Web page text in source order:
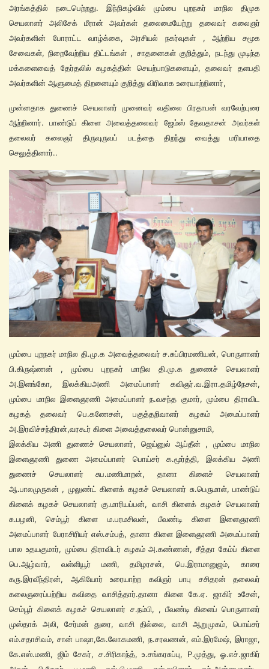
அரங்கத்தில் நடைபெற்றது. இந்நிகழ்வில் மும்பை புறநகர் மாநில திமுக
செயலாளர் அலிசேக் மீரான் அவர்கள் தலைமையேற்று தலைவர் கலைஞர்
அவர்களின் போராட்ட வாழ்க்கை, அரசியல் நகர்வுகள் , ஆற்றிய சமூக
சேவைகள், நிறைவேற்றிய திட்டங்கள் , சாதனைகள் குறித்தும், நடந்து முடிந்த
மக்களைவைத் தேர்தலில் கழகத்தின் செயற்பாடுகளையும், தலைவர் தளபதி
அவர்களின் ஆளுமைத் திறனையும் குறித்து விரிவாக உரையாற்றினார்,
முன்னதாக துணைச் செயலாளர் முனைவர் வதிலை பிரதாபன் வரவேற்புரை
ஆற்றினார். பாண்டுப் கிளை அவைத்தலைவர் ஜேம்ஸ் தேவதாசன் அவர்கள்
தலைவர் கலைஞர் திருவுருவப் படத்தை திறந்து வைத்து மரியாதை
செலுத்தினார்..
மும்பை புறநகர் மாநில தி.மு.க அவைத்தலைவர் ச.சுப்பிரமணியன், பொருளாளர்
பி.கிருஷ்ணன் , மும்பை புறநகர் மாநில தி.மு.க துணைச் செயலாளர்
அ.இளங்கோ, இலக்கியஅணி அமைப்பாளர் கவிஞர்.வ.இரா.தமிழ்நேசன்,
மும்பை மாநில இளைஞரணி அமைப்பாளர் ந.வசந்த குமார், மும்பை திராவிட
கழகத் தலைவர் பெ.கணேசன், பகுத்தறிவாளர் கழகம் அமைப்பாளர்
அ.இரவிச்சந்திரன்,வரகூர் கிளை அவைத்தலைவர் பொன்னுசாமி,
இலக்கிய அணி துணைச் செயலாளர், ஜெய்னுல் ஆப்தீன் , மும்பை மாநில
இளைஞரணி துணை அமைப்பாளர் பொய்சர் க.மூர்த்தி, இலக்கிய அணி
துணைச் செயலாளர் சுப.மணிமாறன், தானா கிளைச் செயலாளர்
ஆ.பாலமுருகன் , முலுண்ட் கிளைக் கழகச் செயலாளர் சு.பெருமாள், பாண்டுப்
கிளைக் கழகச் செயலாளர் கு.மாரியப்பன், வாசி கிளைக் கழகச் செயலாளர்
சு.பழனி, செம்பூர் கிளை ம.பரமசிவன், பீவண்டி கிளை இளைஞரணி
அமைப்பாளர் பேராசிரியர் எஸ்.சம்பத், தானா கிளை இளைஞரணி அமைப்பாளர்
பால உதயகுமார், மும்பை திராவிடர் கழகம் அ.கண்ணன், சீத்தா கேம்ப் கிளை
பெ.ஆழ்வார், வள்ளியூர் மணி, தமிழரசன், பெ.இராமானுஜம், காரை
கரு.இரவீந்திரன், ஆகியோர் உரையாற்ற கவிஞர் பாபு சசிதரன் தலைவர்
கலைஞரைப்பற்றிய கவிதை வாசித்தார்.தானா கிளை கே.ஏ. ஜாகிர் உசேன்,
செம்பூர் கிளைக் கழகச் செயலாளர் ச.நம்பி, , பீவண்டி கிளைப் பொருளாளர்
முஸ்தாக் அலி, சேர்மன் துரை, வாசி தில்லை, வாசி ஆறுமுகம், பொய்சர்
எம்.சதாசிவம், சான் பாஷா,கே.லோகமணி, ந.சரவணன், எம்.இரமேஷ், இராஜா,
கே.எஸ்.மணி, ஜிம் சேகர், ச.சிரிகாந்த், உ.சங்கரசுப்பு, P.முத்து, ஓ.எச்.ஜாகிர்